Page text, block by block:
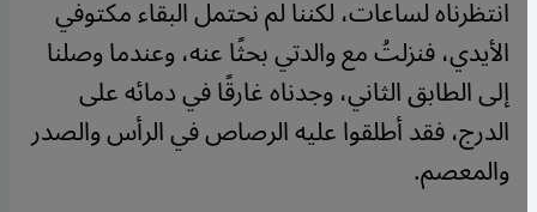
انتظرناه لساعات، لكننا لم نحتمل البقاء مكتوفي
الأيدي، فنزلتُ مع والدتي بحثًا عنه، وعندما وصلنا
إلى الطابق الثاني، وجدناه غارقًا في دمائه على
الدرج، فقد أطلقوا عليه الرصاص في الرأس والصدر
والمعصم.